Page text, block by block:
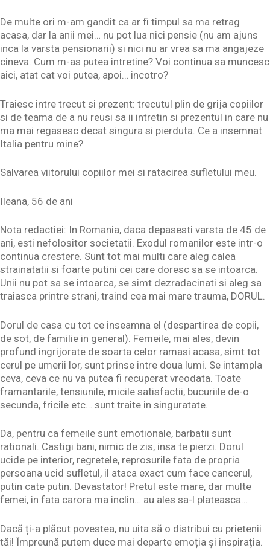
De multe ori m-am gandit ca ar fi timpul sa ma retrag
acasa, dar la anii mei… nu pot lua nici pensie (nu am ajuns
inca la varsta pensionarii) si nici nu ar vrea sa ma angajeze
cineva. Cum m-as putea intretine? Voi continua sa muncesc
aici, atat cat voi putea, apoi… incotro?
Traiesc intre trecut si prezent: trecutul plin de grija copiilor
si de teama de a nu reusi sa ii intretin si prezentul in care nu
ma mai regasesc decat singura si pierduta. Ce a insemnat
Italia pentru mine?
Salvarea viitorului copiilor mei si ratacirea sufletului meu.
Ileana, 56 de ani
Nota redactiei: In Romania, daca depasesti varsta de 45 de
ani, esti nefolositor societatii. Exodul romanilor este intr-o
continua crestere. Sunt tot mai multi care aleg calea
strainatatii si foarte putini cei care doresc sa se intoarca.
Unii nu pot sa se intoarca, se simt dezradacinati si aleg sa
traiasca printre strani, traind cea mai mare trauma, DORUL.
Dorul de casa cu tot ce inseamna el (despartirea de copii,
de sot, de familie in general). Femeile, mai ales, devin
profund ingrijorate de soarta celor ramasi acasa, simt tot
cerul pe umerii lor, sunt prinse intre doua lumi. Se intampla
ceva, ceva ce nu va putea fi recuperat vreodata. Toate
framantarile, tensiunile, micile satisfactii, bucuriile de-o
secunda, fricile etc… sunt traite in singuratate.
Da, pentru ca femeile sunt emotionale, barbatii sunt
rationali. Castigi bani, nimic de zis, insa te pierzi. Dorul
ucide pe interior, regretele, reprosurile fata de propria
persoana ucid sufletul, il ataca exact cum face cancerul,
putin cate putin. Devastator! Pretul este mare, dar multe
femei, in fata carora ma inclin… au ales sa-l plateasca…
Dacă ți-a plăcut povestea, nu uita să o distribui cu prietenii
tăi! Împreună putem duce mai departe emoția și inspirația.